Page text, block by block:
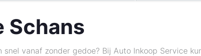
Schans
vanaf zonder gedoe? Bij Auto Inkoop Service